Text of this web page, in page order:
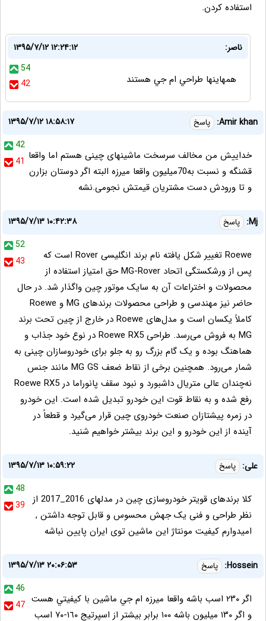
استفاده کردن.
ناصر:
۱۳۹۵/۷/۱۲ ۱۲:۲۴:۱۲
54
42
همهاينها طراحي ام جي هستند
Amir khan: پاسخ
۱۳۹۵/۷/۱۲ ۱۸:۵۸:۱۷
42
41 خداییش من مخالف سرسخت ماشینهای چینی هستم اما واقعا
قشنگه و نسبت به70میلیون واقعا میرزه البته اگر دوستان بزارن
و تا ورودش دست مشتریان قیمتش نجومی.نشه
Mj: پاسخ
۱۳۹۵/۷/۱۳ ۱۰:۴۲:۳۸
52
43
Roewe تغییر شکل یافته نام برند انگلیسی Rover است که
پس از ورشکستگی اتحاد MG-Rover حق امتیاز استفاده از
محصولات و اختراعات آن به سایک موتور چین واگذار شد. در حال
حاضر نیز مهندسی و طراحی محصولات برندهای MG و Roewe
کاملاً یکسان است و مدل‌های Roewe در خارج از چین تحت برند
MG به فروش می‌رسد. طراحی Roewe RX5 در نوع خود جذاب و
هماهنگ بوده و یک گام بزرگ رو به جلو برای خودروسازان چینی به
شمار می‌رود. همچنین برخی از نقاط ضعف MG GS مانند جنس
نه‌چندان عالی متریال داشبورد و نبود سقف پانوراما در Roewe RX5
رفع شده و به نقاط قوت این خودرو تبدیل شده است. این خودرو
در زمره پیشتازان صنعت خودروی چین قرار می‌گیرد و قطعاً در
آینده از این خودرو و این برند بیشتر خواهیم شنید.
علی: پاسخ
۱۳۹۵/۷/۱۳ ۱۰:۵۹:۲۲
48
39
کلا برندهای قویتر خودروسازی چین در مدلهای 2016_2017 از
نظر طراحی و فنی یک جهش محسوس و قابل توجه داشتن ,
امیدوارم کیفیت مونتاژ این ماشین توی ایران پایین نباشه
Hossein: پاسخ
۱۳۹۵/۷/۱۳ ۲۰:۰۶:۵۳
46
47 اگر ٢٣٠ اسب باشه واقعا ميرزه ام جي ماشين با كيفيتي هست
و اگر ١٣٠ ميليون باشه ١٠٠ برابر بيشتر از اسپرتيج ١٦٠-٧٠ اسب